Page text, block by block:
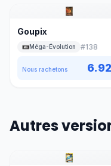
Goupix
Méga-Évolution #138
Nous rachetons 6.92
Autres